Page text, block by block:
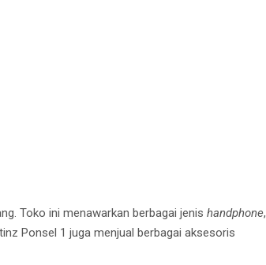
Toko ini menawarkan berbagai jenis handphone,
Ponsel 1 juga menjual berbagai aksesoris